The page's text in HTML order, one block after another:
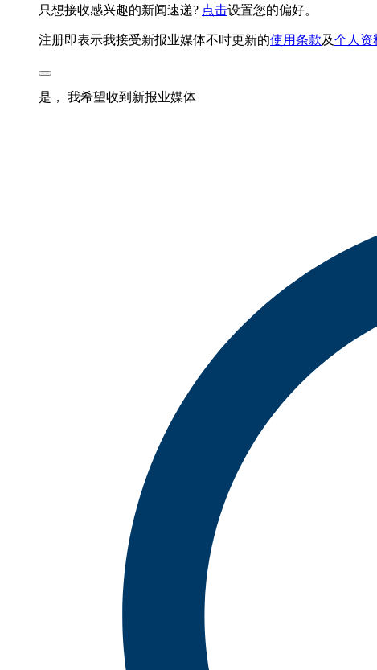
只想接收感兴趣的新闻速递? 点击设置您的偏好。
注册即表示我接受新报业媒体不时更新的使用条款及个人资
是， 我希望收到新报业媒体